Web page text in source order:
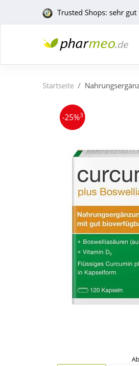
Trusted Shops: sehr gut
Startseite
-25%3